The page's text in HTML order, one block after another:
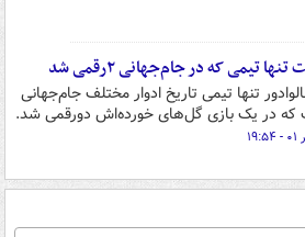
تنها تیمی که در جام‌جهانی ۲رقمی شد
تنها تیمی تاریخ ادوار مختلف جام‌جهانی
در یک بازی گل‌های خورده‌اش دورقمی شد.